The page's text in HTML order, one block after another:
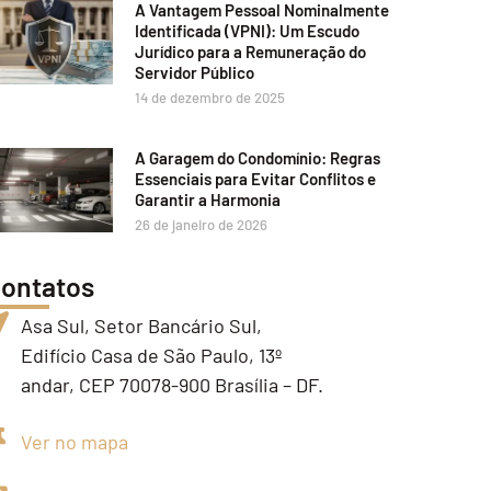
A Vantagem Pessoal Nominalmente
Identificada (VPNI): Um Escudo
Jurídico para a Remuneração do
Servidor Público
14 de dezembro de 2025
A Garagem do Condomínio: Regras
Essenciais para Evitar Conflitos e
Garantir a Harmonia
26 de janeiro de 2026
Asa Sul, Setor Bancário Sul,
Edifício Casa de São Paulo, 13º
andar, CEP 70078-900 Brasília – DF.
Ver no mapa